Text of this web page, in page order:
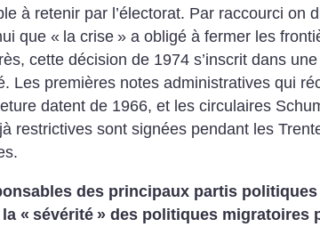
à retenir par l’électorat. Par raccourci on
que « la crise » a obligé à fermer les
cette décision de 1974 s’inscrit dans
Les premières notes administratives qui
datent de 1966, et les circulaires
restrictives sont signées pendant les
des principaux partis
« sévérité » des politiques migratoires